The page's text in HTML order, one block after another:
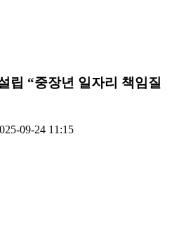
립 “중장년 일자리 책임질
09-24 11:15